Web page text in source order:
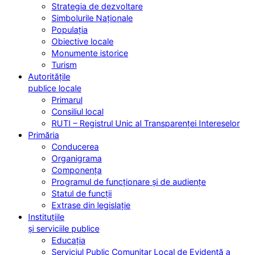
Strategia de dezvoltare
Simbolurile Naționale
Populația
Obiective locale
Monumente istorice
Turism
Autoritățile
publice locale
Primarul
Consiliul local
RUTI – Registrul Unic al Transparenței Intereselor
Primăria
Conducerea
Organigrama
Componența
Programul de funcționare și de audiențe
Statul de funcții
Extrase din legislație
Instituțiile
și serviciile publice
Educația
Serviciul Public Comunitar Local de Evidență a